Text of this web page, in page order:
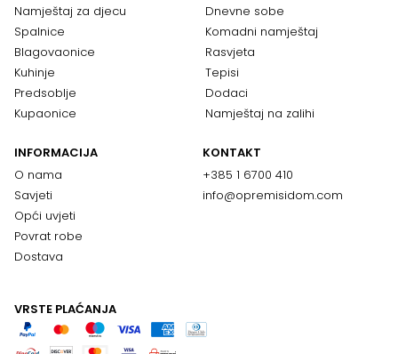
Namještaj za djecu
Spalnice
Blagovaonice
Kuhinje
Predsoblje
Kupaonice
Dnevne sobe
Komadni namještaj
Rasvjeta
Tepisi
Dodaci
Namještaj na zalihi
INFORMACIJA
O nama
Savjeti
Opći uvjeti
Povrat robe
Dostava
KONTAKT
+385 1 6700 410
info@opremisidom.com
VRSTE PLAĆANJA